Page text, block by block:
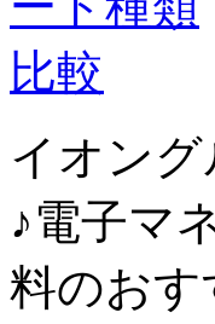
イオン
♪電子マ
料のお